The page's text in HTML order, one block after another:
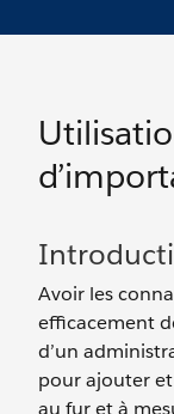
Avoir les
efficacement
d’un
pour ajouter
au fur et à